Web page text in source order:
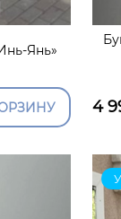
Янь»
4